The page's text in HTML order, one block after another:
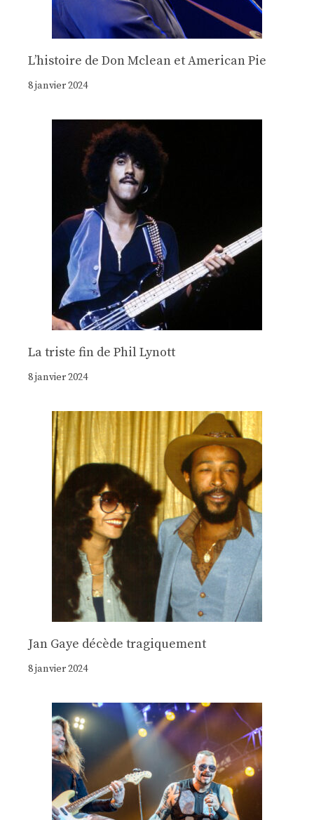
Lʼhistoire de Don Mclean et American Pie
8 janvier 2024
La triste fin de Phil Lynott
8 janvier 2024
Jan Gaye décède tragiquement
8 janvier 2024